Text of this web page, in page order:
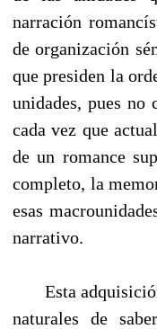
narración
de organización
que presiden la
unidades, pues no
cada vez que
de un romance
completo, la
esas
narrativo.
Esta
naturales de